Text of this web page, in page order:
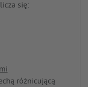
się:
różnicującą